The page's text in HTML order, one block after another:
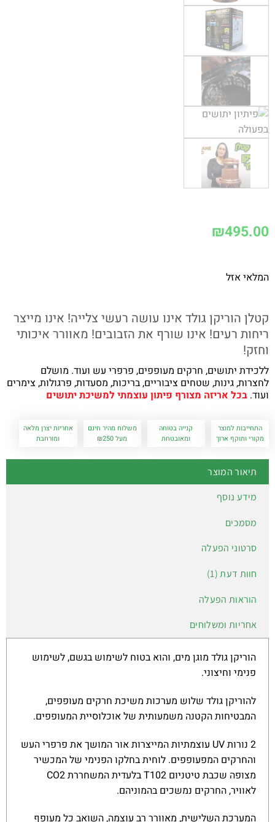
₪495.00
המלאי אזל
קטלן הוריקן גולד אינו עושה רעשי צלייה! אינו מייצר
ריחות רעים! אינו שורף את הזבובים! מאוורר איכותי
וחזק!
ללכידת יתושים, חרקים מעופפים, פרפרי עש ועוד. מושלם
לחצרות, גינות, שטחים ציבוריים, בריכות, מסעדות, פרגולות, צימרים
ועוד. בכל אריזה מצורף פיתון עוצמתי למשיכת יתושים
התחייבות למוצר
מקורי ותוקף ארוך
קנייה בטוחה
ומאובטחת
משלוח מהיר חינם
מעל ₪250
אחריות יצרן מלאה
ומורחבת
תיאור המוצר
מידע נוסף
מסמכים
סרטוני הפעלה
חוות דעת (1)
הוראות הפעלה
אחריות ומשלוחים
הוריקן גולד מוגן מים, והוא בטוח לשימוש בגשם, לשימוש
פנימי וחיצוני.
להוריקן גולד שלוש מערכות משיכת חרקים מעופפים,
המבטיחות הקטנה משמעותית של אוכלוסיית המעופפים.
2 נורות UV עוצמתיות המייצרות אור המושך את פרפרי העש
והחרקים המפעופפים. לוחית בחלקו הפנימי של המכשיר
מצופה שכבת טיטניום T102 בלעדית המשחררת CO2
לאוויר, החרקים נמשכים בהמוניהם.
המערכת השלישית, מאוורר רב עוצמה, השואב כל מעופף